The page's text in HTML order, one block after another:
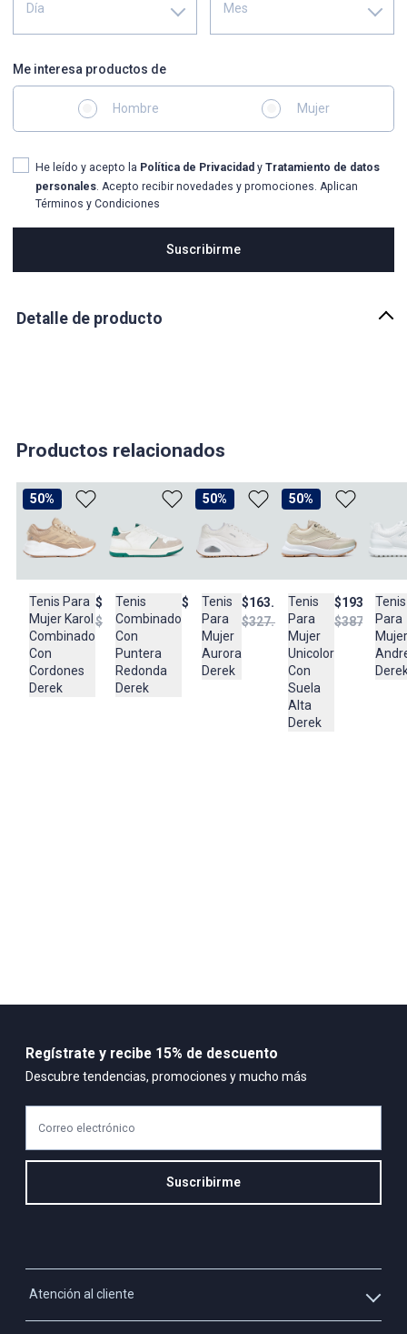
Día Mes
Me interesa productos de
Hombre Mujer
He leído y acepto la Política de Privacidad y Tratamiento de datos
personales. Acepto recibir novedades y promociones. Aplican
Términos y Condiciones
Suscribirme
Detalle de producto
COLOMBIA
BAGUER
Cuidado y Lavado
LIMPIAR CON UN PAÑO HUMEDO, NO USAR DETERGENTES NI
BLANQUEADORES, EVITAR EL CONTACTO CON ACEITES Y
GRASAS
Composición:
100%SINTETICO
Productos relacionados
50%
Tenis Para
Mujer Karol
Combinado
Con
Cordones
Derek
$163.950
$327.900
Tenis
Combinado
Con
Puntera
Redonda
Derek
$387.950
50%
Tenis
Para
Mujer
Aurora
Derek
$163.950
$327.950
50%
Tenis
Para
Mujer
Unicolor
Con
Suela
Alta
Derek
$193.950
$387.950
Tenis
Para
Mujer
Atención al cliente
Regístrate y recibe 15% de descuento
Descubre tendencias, promociones y mucho más
Correo electrónico
Suscribirme